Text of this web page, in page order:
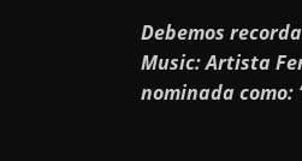
Debemos
Music: Artista
nominada como: